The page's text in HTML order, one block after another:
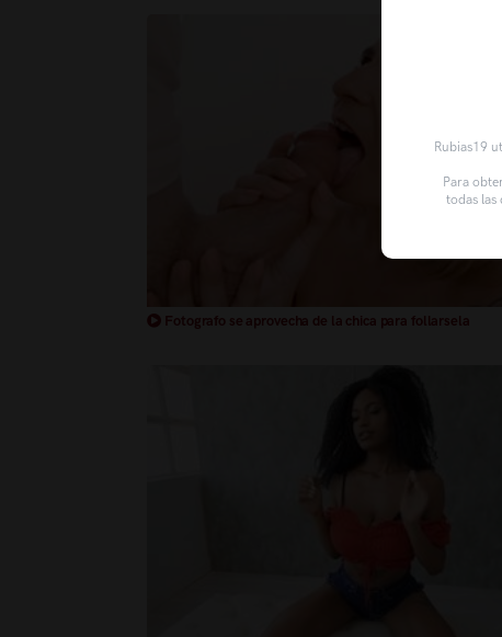
Fotografo se aprovecha de la chica para follarsela
Rubias19
Para
todas las